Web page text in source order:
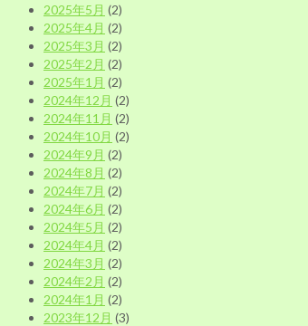
2025年5月 (2)
2025年4月 (2)
2025年3月 (2)
2025年2月 (2)
2025年1月 (2)
2024年12月 (2)
2024年11月 (2)
2024年10月 (2)
2024年9月 (2)
2024年8月 (2)
2024年7月 (2)
2024年6月 (2)
2024年5月 (2)
2024年4月 (2)
2024年3月 (2)
2024年2月 (2)
2024年1月 (2)
2023年12月 (3)